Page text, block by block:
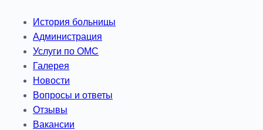
История больницы
Администрация
Услуги по ОМС
Галерея
Новости
Вопросы и ответы
Отзывы
Вакансии